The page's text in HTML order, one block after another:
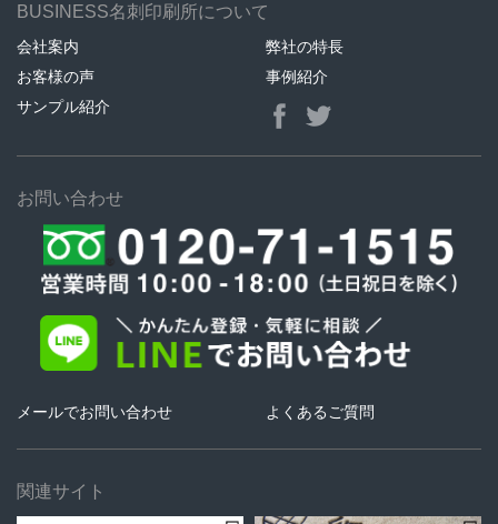
BUSINESS名刺印刷所について
会社案内
弊社の特長
お客様の声
事例紹介
サンプル紹介
お問い合わせ
メールでお問い合わせ よくあるご質問
関連サイト